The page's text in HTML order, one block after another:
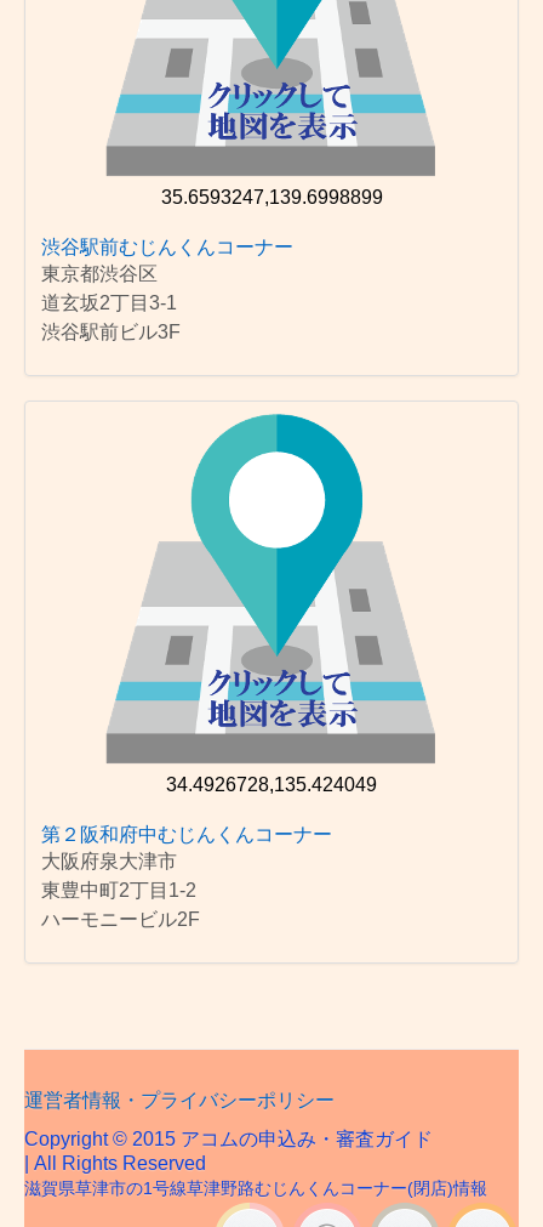
35.6593247,139.6998899
渋谷駅前むじんくんコーナー
東京都渋谷区
道玄坂2丁目3-1
渋谷駅前ビル3F
34.4926728,135.424049
第２阪和府中むじんくんコーナー
大阪府泉大津市
東豊中町2丁目1-2
ハーモニービル2F
運営者情報・プライバシーポリシー
Copyright © 2015 アコムの申込み・審査ガイド
| All Rights Reserved
滋賀県草津市の1号線草津野路むじんくんコーナー(閉店)情報